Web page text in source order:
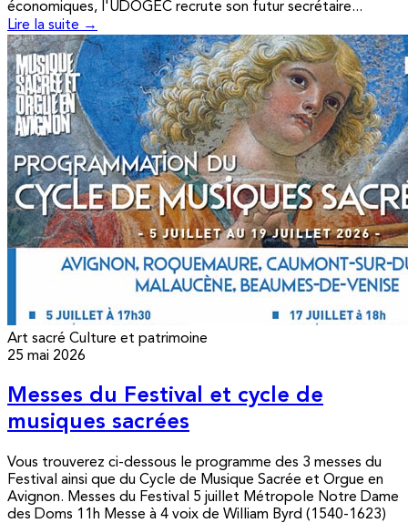
économiques, l'UDOGEC recrute son futur secrétaire...
Lire la suite →
Art sacré Culture et patrimoine
25 mai 2026
Messes du Festival et cycle de
musiques sacrées
Vous trouverez ci-dessous le programme des 3 messes du
Festival ainsi que du Cycle de Musique Sacrée et Orgue en
Avignon. Messes du Festival 5 juillet Métropole Notre Dame
des Doms 11h Messe à 4 voix de William Byrd (1540-1623)